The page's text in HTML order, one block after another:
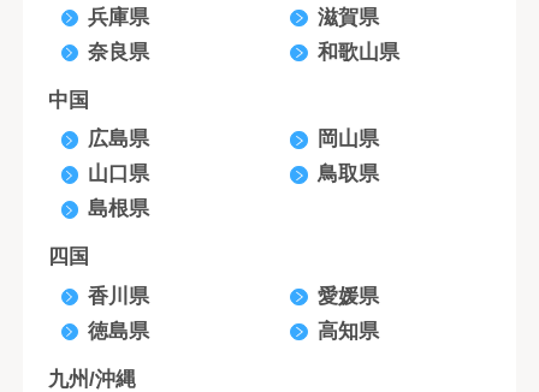
兵庫県
滋賀県
奈良県
和歌山県
中国
広島県
岡山県
山口県
鳥取県
島根県
四国
香川県
愛媛県
徳島県
高知県
九州/沖縄